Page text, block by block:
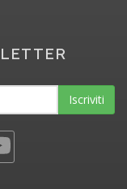
Iscriviti